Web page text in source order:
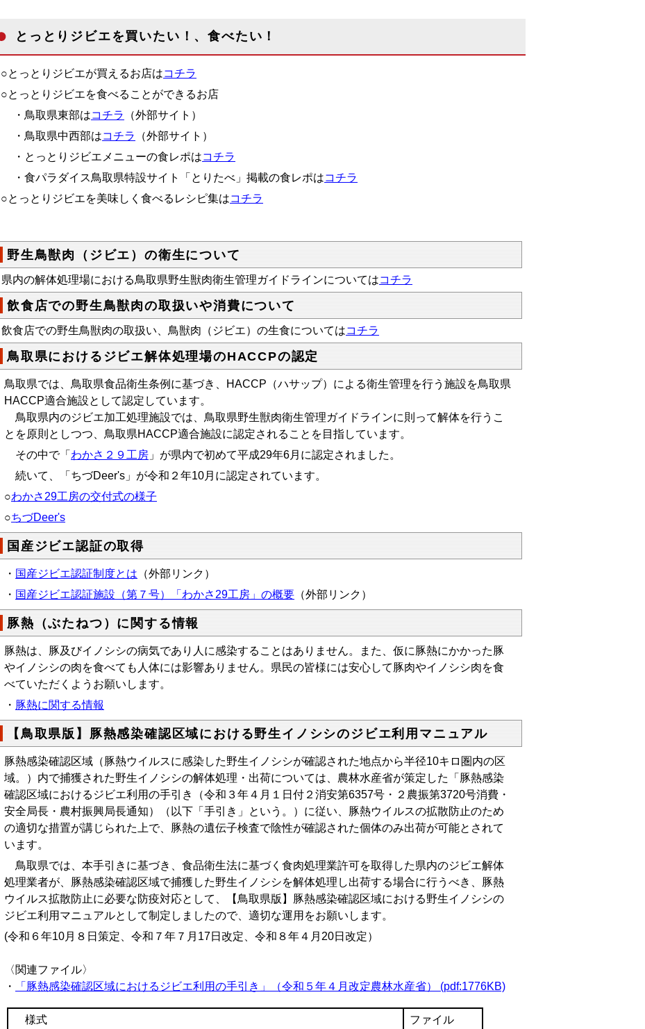
とっとりジビエを買いたい！、食べたい！
○とっとりジビエが買えるお店はコチラ
○とっとりジビエを食べることができるお店
・鳥取県東部はコチラ
（外部サイト）
・鳥取県中西部はコチラ
（外部サイト）
・とっとりジビエメニューの食レポはコチラ
・食パラダイス鳥取県特設サイト「とりたべ」掲載の食レポはコチラ
○とっとりジビエを美味しく食べるレシピ集はコチラ
野生鳥獣肉（ジビエ）の衛生について
県内の解体処理場における鳥取県野生獣肉衛生管理ガイドラインについてはコチラ
飲食店での野生鳥獣肉の取扱いや消費について
飲食店での野生鳥獣肉の取扱い、鳥獣肉（ジビエ）の生食についてはコチラ
鳥取県におけるジビエ解体処理場のHACCPの認定
鳥取県では、鳥取県食品衛生条例に基づき、HACCP（ハサップ）による衛生管理を行う施設を鳥取県
HACCP適合施設として認定しています。
鳥取県内のジビエ加工処理施設では、鳥取県野生獣肉衛生管理ガイドラインに則って解体を行うこ
とを原則としつつ、鳥取県HACCP適合施設に認定されることを目指しています。
その中で「 わかさ２９工房 」が県内で初めて平成29年6月に認定されました。
続いて、「ちづDeer's」が令和２年10月に認定されています。
○わかさ29工房の交付式の様子
○ちづDeer's
国産ジビエ認証の取得
・ 国産ジビエ認証制度とは （外部リンク）
・ 国産ジビエ認証施設（第７号）「わかさ29工房」の概要 （外部リンク）
豚熱（ぶたねつ）に関する情報
豚熱は、豚及びイノシシの病気であり人に感染することはありません。また、仮に豚熱にかかった豚
やイノシシの肉を食べても人体には影響ありません。県民の皆様には安心して豚肉やイノシシ肉を食
べていただくようお願いします。
・ 豚熱に関する情報
【鳥取県版】豚熱感染確認区域における野生イノシシのジビエ利用マニュアル
豚熱感染確認区域（豚熱ウイルスに感染した野生イノシシが確認された地点から半径10キロ圏内の区
域。）内で捕獲された野生イノシシの解体処理・出荷については、農林水産省が策定した「豚熱感染
確認区域におけるジビエ利用の手引き（令和３年４月１日付２消安第6357号・２農振第3720号消費・
安全局長・農村振興局長通知）（以下「手引き」という。）に従い、豚熱ウイルスの拡散防止のため
の適切な措置が講じられた上で、豚熱の遺伝子検査で陰性が確認された個体のみ出荷が可能とされて
います。
鳥取県では、本手引きに基づき、食品衛生法に基づく食肉処理業許可を取得した県内のジビエ解体
処理業者が、豚熱感染確認区域で捕獲した野生イノシシを解体処理し出荷する場合に行うべき、豚熱
ウイルス拡散防止に必要な防疫対応として、【鳥取県版】豚熱感染確認区域における野生イノシシの
ジビエ利用マニュアルとして制定しましたので、適切な運用をお願いします。
(令和６年10月８日策定、令和７年７月17日改定、令和８年４月20日改定）
〈関連ファイル〉
・
「豚熱感染確認区域におけるジビエ利用の手引き」（令和５年４月改定農林水産省） (pdf:1776KB)
様式 ファイル